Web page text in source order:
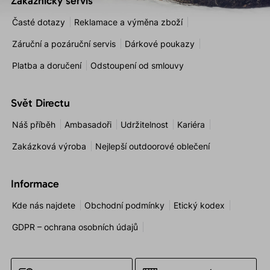
Časté dotazy Reklamace a výměna zboží
Záruční a pozáruční servis Dárkové poukazy
Platba a doručení Odstoupení od smlouvy
Svět Directu
Náš příběh Ambasadoři Udržitelnost Kariéra
Zakázková výroba Nejlepší outdoorové oblečení
Informace
Kde nás najdete Obchodní podmínky Etický kodex
GDPR – ochrana osobních údajů